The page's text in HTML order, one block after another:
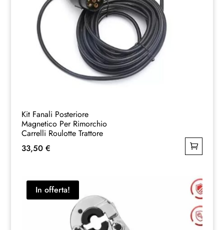
Kit Fanali Posteriore
Magnetico Per Rimorchio
Carrelli Roulotte Trattore
33,50 €
In offerta!